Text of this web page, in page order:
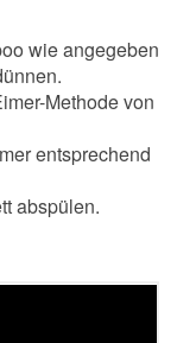
wie angegeben
Methode von
entsprechend
abspülen.